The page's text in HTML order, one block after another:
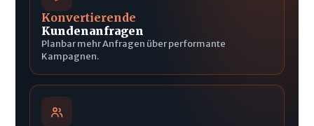
Konvertierende
Kundenanfragen
Planbar mehr Anfragen über performante
Kampagnen.